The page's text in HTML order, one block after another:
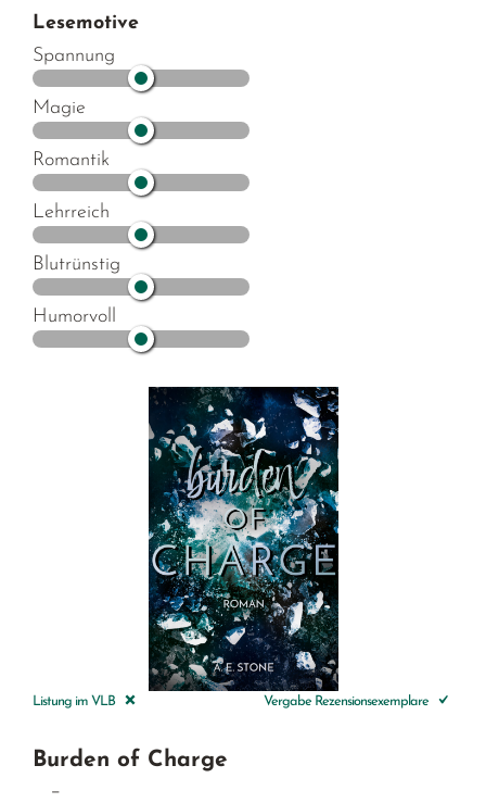
Lesemotive
Spannung
Magie
Romantik
Lehrreich
Blutrünstig
Humorvoll
Listung im VLB Vergabe Rezensionsexemplare
Burden of Charge
–